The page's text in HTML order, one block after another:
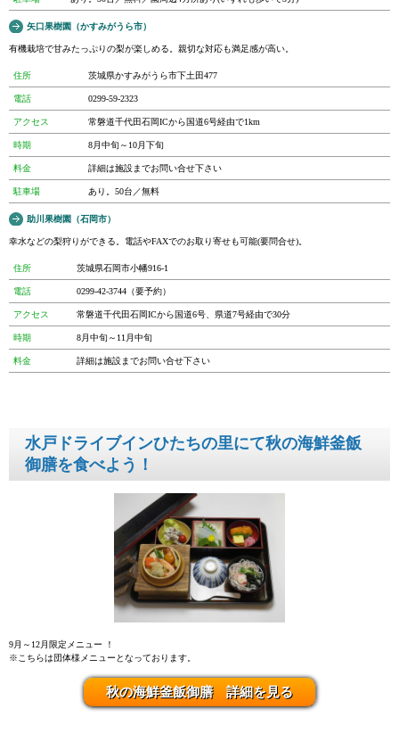
矢口果樹園（かすみがうら市）
有機栽培で甘みたっぷりの梨が楽しめる。親切な対応も満足感が高い。
住所 茨城県かすみがうら市下土田477
電話 0299-59-2323
アクセス 常磐道千代田石岡ICから国道6号経由で1km
時期 8月中旬～10月下旬
料金 詳細は施設までお問い合せ下さい
駐車場 あり。50台／無料
助川果樹園（石岡市）
幸水などの梨狩りができる。電話やFAXでのお取り寄せも可能(要問合せ)。
住所 茨城県石岡市小幡916-1
電話 0299-42-3744（要予約）
アクセス 常磐道千代田石岡ICから国道6号、県道7号経由で30分
時期 8月中旬～11月中旬
料金 詳細は施設までお問い合せ下さい
水戸ドライブインひたちの里にて秋の海鮮釜飯
御膳を食べよう！
9月～12月限定メニュー ！
※こちらは団体様メニューとなっております。
秋の海鮮釜飯御膳 詳細を見る